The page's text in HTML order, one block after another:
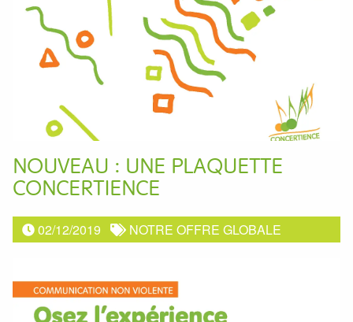
NOUVEAU : UNE PLAQUETTE
CONCERTIENCE
02/12/2019 NOTRE OFFRE GLOBALE